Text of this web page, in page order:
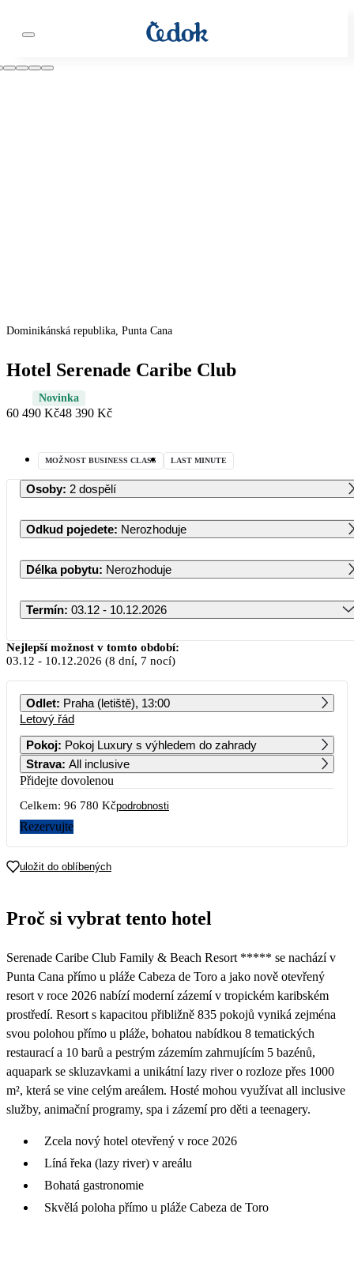
Dominikánská republika, Punta Cana
Hotel Serenade Caribe Club
Novinka
60 490 Kč48 390 Kč
MOŽNOST BUSINESS CLASS LAST MINUTE
Osoby: 2 dospělí
Odkud pojedete: Nerozhoduje
Délka pobytu: Nerozhoduje
Termín: 03.12 - 10.12.2026
Prosinec 2026
PO ÚT ST ČT PÁ SO NE
48 390
7 8
14 15 16
21 22 23 24 25 26 27
Nejlepší možnost v tomto období:
03.12 - 10.12.2026 (8 dní, 7 nocí)
Odlet: Praha (letiště), 13:00
Letový řád
Pokoj: Pokoj Luxury s výhledem do zahrady
Strava: All inclusive
Přidejte dovolenou
Celkem: 96 780 Kčpodrobnosti
Rezervujte
uložit do oblíbených
Proč si vybrat tento hotel
Serenade Caribe Club Family & Beach Resort ***** se nachází v
Punta Cana přímo u pláže Cabeza de Toro a jako nově otevřený
resort v roce 2026 nabízí moderní zázemí v tropickém karibském
prostředí. Resort s kapacitou přibližně 835 pokojů vyniká zejména
svou polohou přímo u pláže, bohatou nabídkou 8 tematických
restaurací a 10 barů a pestrým zázemím zahrnujícím 5 bazénů,
aquapark se skluzavkami a unikátní lazy river o rozloze přes 1000
m², která se vine celým areálem. Hosté mohou využívat all inclusive
služby, animační programy, spa i zázemí pro děti a teenagery.
Zcela nový hotel otevřený v roce 2026
Líná řeka (lazy river) v areálu
Bohatá gastronomie
Skvělá poloha přímo u pláže Cabeza de Toro